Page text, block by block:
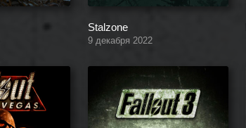
Stalzone
9 декабря 2022